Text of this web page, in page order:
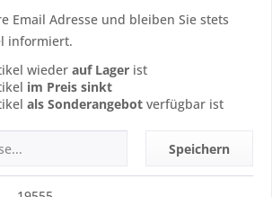
Email Adresse und bleiben Sie stets
informiert.
wieder auf Lager ist
im Preis sinkt
als Sonderangebot verfügbar ist
Speichern